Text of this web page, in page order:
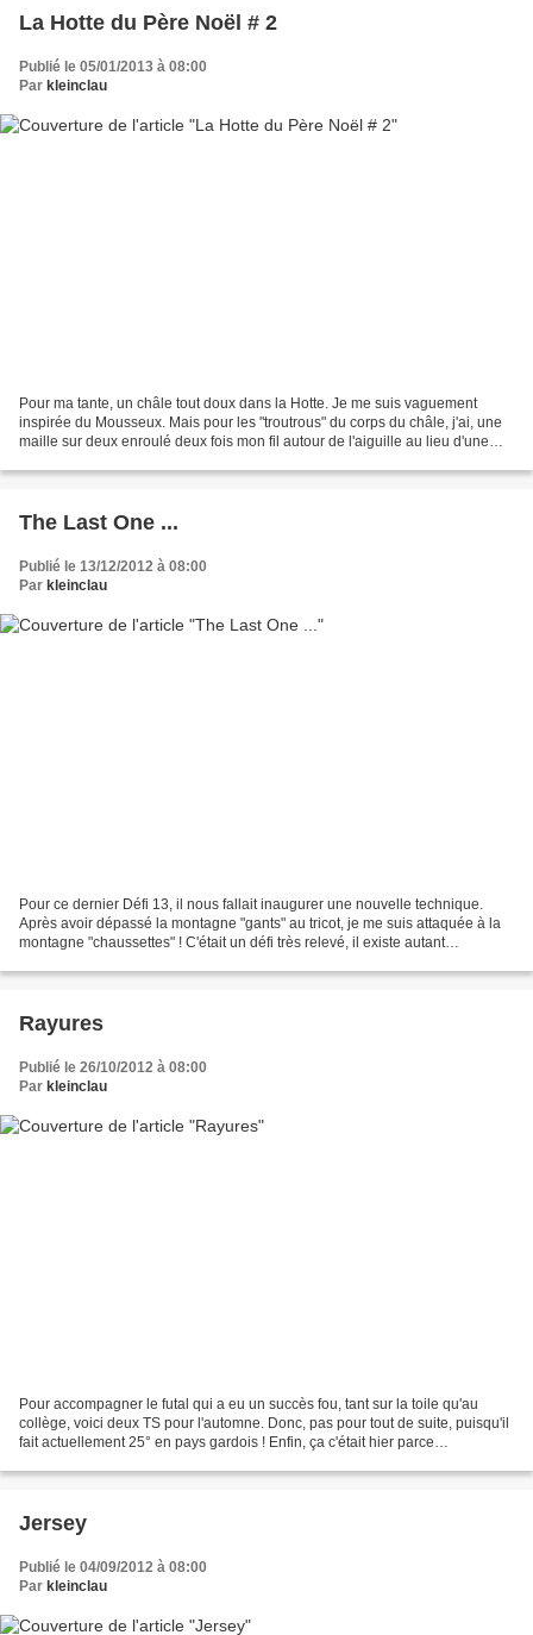
La Hotte du Père Noël # 2
Publié le 05/01/2013 à 08:00
Par kleinclau
Pour ma tante, un châle tout doux dans la Hotte. Je me suis vaguement
inspirée du Mousseux. Mais pour les "troutrous" du corps du châle, j'ai, une
maille sur deux enroulé deux fois mon fil autour de l'aiguille au lieu d'une
The Last One ...
Publié le 13/12/2012 à 08:00
Par kleinclau
Pour ce dernier Défi 13, il nous fallait inaugurer une nouvelle technique.
Après avoir dépassé la montagne "gants" au tricot, je me suis attaquée à la
montagne "chaussettes" ! C'était un défi très relevé, il existe autant
Rayures
Publié le 26/10/2012 à 08:00
Par kleinclau
Pour accompagner le futal qui a eu un succès fou, tant sur la toile qu'au
collège, voici deux TS pour l'automne. Donc, pas pour tout de suite, puisqu'il
fait actuellement 25° en pays gardois ! Enfin, ça c'était hier parce
Jersey
Publié le 04/09/2012 à 08:00
Par kleinclau